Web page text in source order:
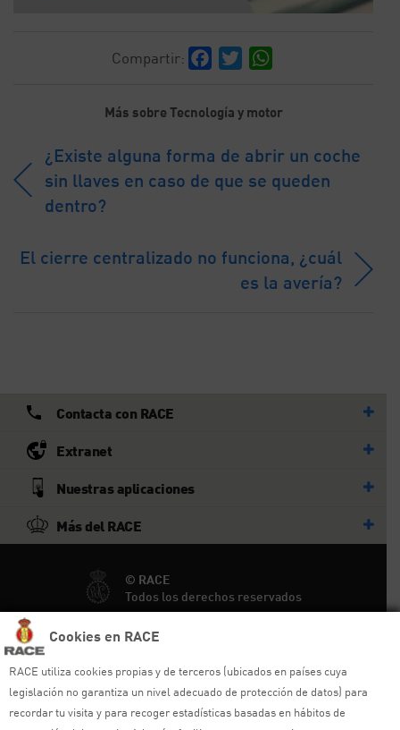
Cookies en RACE
RACE utiliza cookies propias y de terceros (ubicados en países cuya
legislación no garantiza un nivel adecuado de protección de datos) para
recordar tu visita y para recoger estadísticas basadas en hábitos de
Compartir: Facebook
Twitter
Más sobre Tecnología y motor
¿Existe alguna forma de abrir un coche
sin llaves en caso de que se queden
dentro?
El cierre centralizado no funciona, ¿cuál
es la avería?
Contacta con RACE
Extranet
Nuestras aplicaciones
Más del RACE
© RACE
Todos los derechos reservados
Ayuda y sitemap
Aviso legal
Política de privacidad